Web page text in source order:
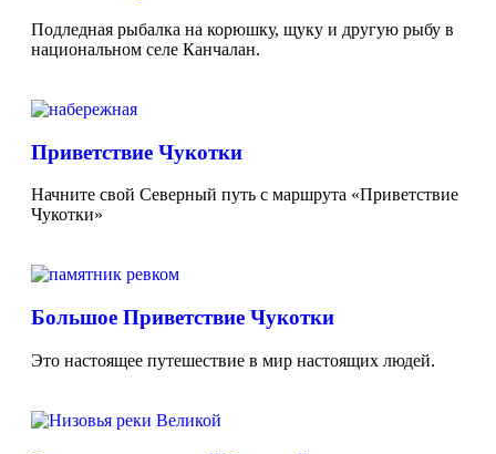
Подледная рыбалка на корюшку, щуку и другую рыбу в
национальном селе Канчалан.
Приветствие Чукотки
Начните свой Северный путь с маршрута «Приветствие
Чукотки»
Большое Приветствие Чукотки
Это настоящее путешествие в мир настоящих людей.